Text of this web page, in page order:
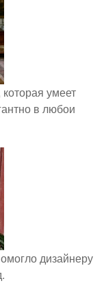
умеет
в любои
дизайнеру